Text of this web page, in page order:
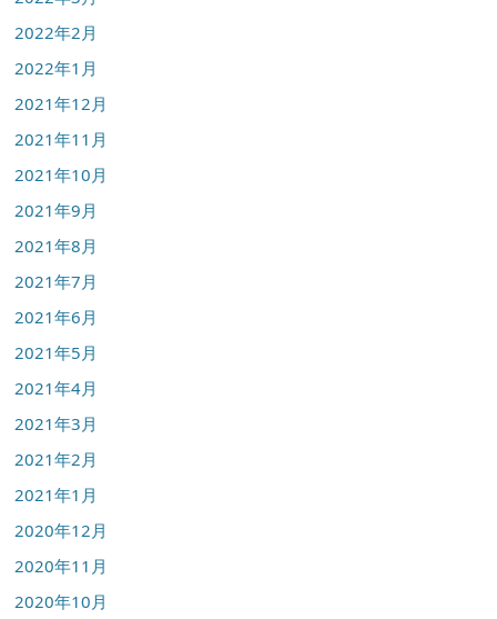
2022年2月
2022年1月
2021年12月
2021年11月
2021年10月
2021年9月
2021年8月
2021年7月
2021年6月
2021年5月
2021年4月
2021年3月
2021年2月
2021年1月
2020年12月
2020年11月
2020年10月